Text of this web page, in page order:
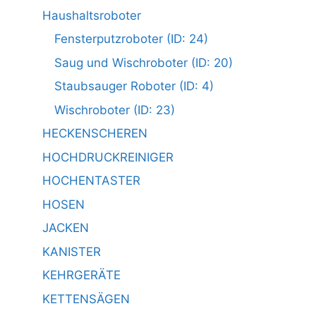
Haushaltsroboter
Fensterputzroboter (ID: 24)
Saug und Wischroboter (ID: 20)
Staubsauger Roboter (ID: 4)
Wischroboter (ID: 23)
HECKENSCHEREN
HOCHDRUCKREINIGER
HOCHENTASTER
HOSEN
JACKEN
KANISTER
KEHRGERÄTE
KETTENSÄGEN